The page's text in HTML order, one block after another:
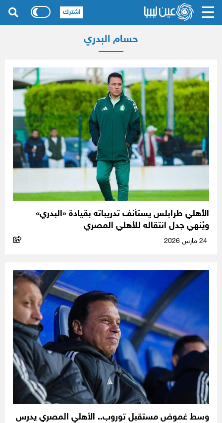
حسام البدري
الأهلي طرابلس يستأنف تدريباته بقيادة «البدري»
ويُنهي جدل انتقاله للأهلي المصري
وسط غموض مستقبل توروب.. الأهلي المصري يدرس
اشترك